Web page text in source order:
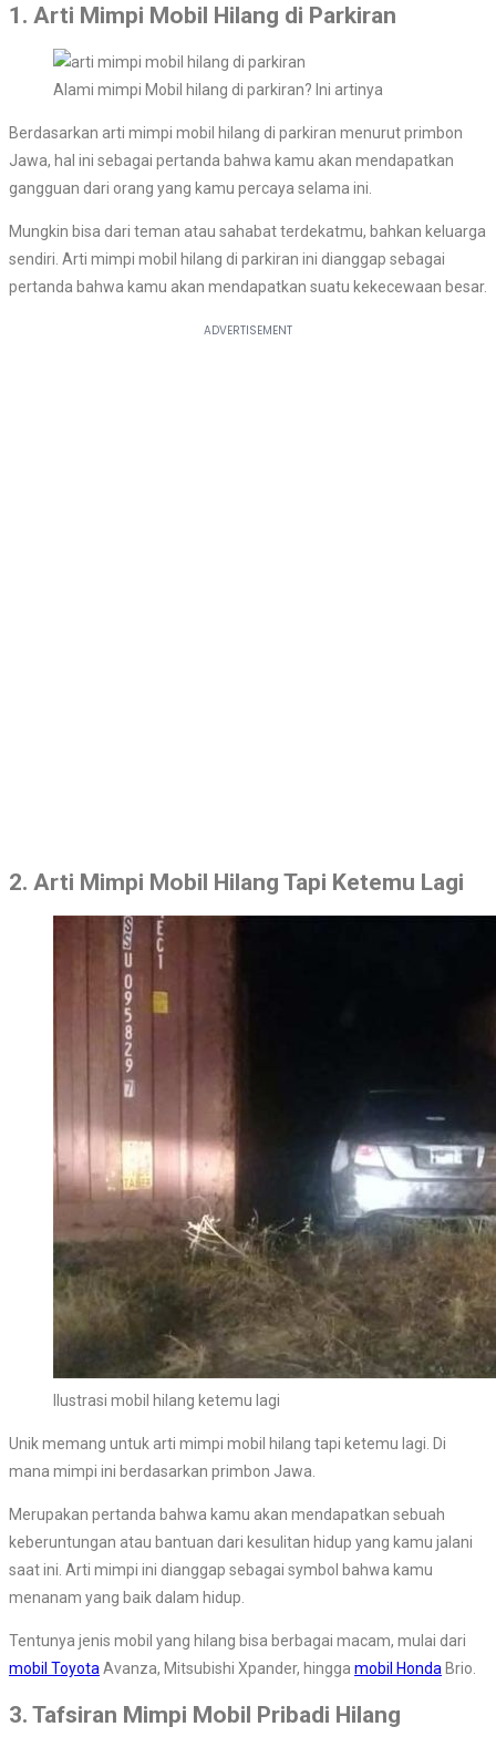
1. Arti Mimpi Mobil Hilang di Parkiran
Alami mimpi Mobil hilang di parkiran? Ini artinya
Berdasarkan arti mimpi mobil hilang di parkiran menurut primbon
Jawa, hal ini sebagai pertanda bahwa kamu akan mendapatkan
gangguan dari orang yang kamu percaya selama ini.
Mungkin bisa dari teman atau sahabat terdekatmu, bahkan keluarga
sendiri. Arti mimpi mobil hilang di parkiran ini dianggap sebagai
pertanda bahwa kamu akan mendapatkan suatu kekecewaan besar.
2. Arti Mimpi Mobil Hilang Tapi Ketemu Lagi
Ilustrasi mobil hilang ketemu lagi
Unik memang untuk arti mimpi mobil hilang tapi ketemu lagi. Di
mana mimpi ini berdasarkan primbon Jawa.
Merupakan pertanda bahwa kamu akan mendapatkan sebuah
keberuntungan atau bantuan dari kesulitan hidup yang kamu jalani
saat ini. Arti mimpi ini dianggap sebagai symbol bahwa kamu
menanam yang baik dalam hidup.
Tentunya jenis mobil yang hilang bisa berbagai macam, mulai dari
mobil Toyota Avanza, Mitsubishi Xpander, hingga mobil Honda Brio.
3. Tafsiran Mimpi Mobil Pribadi Hilang